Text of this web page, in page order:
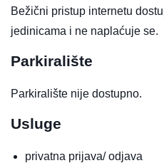
Bežični pristup internetu
jedinicama i ne naplaćuje se.
Parkiralište
Parkiralište nije dostupno.
Usluge
privatna prijava/ odjava